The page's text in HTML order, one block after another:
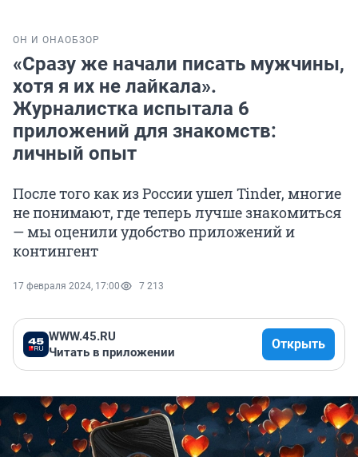
ОН И ОНАОБЗОР
«Сразу же начали писать мужчины,
хотя я их не лайкала».
Журналистка испытала 6
приложений для знакомств:
личный опыт
После того как из России ушел Tinder, многие
не понимают, где теперь лучше знакомиться
— мы оценили удобство приложений и
контингент
17 февраля 2024, 17:00 7 213
WWW.45.RU
Читать в приложении
Открыть